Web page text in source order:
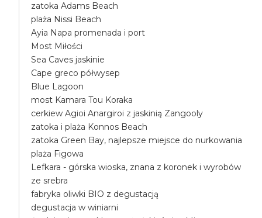
zatoka Adams Beach
plaża Nissi Beach
Ayia Napa promenada i port
Most Miłości
Sea Caves jaskinie
Cape greco półwysep
Blue Lagoon
most Kamara Tou Koraka
cerkiew Agioi Anargiroi z jaskinią Zangooly
zatoka i plaża Konnos Beach
zatoka Green Bay, najlepsze miejsce do nurkowania
plaża Figowa
Lefkara - górska wioska, znana z koronek i wyrobów
ze srebra
fabryka oliwki BIO z degustacją
degustacja w winiarni